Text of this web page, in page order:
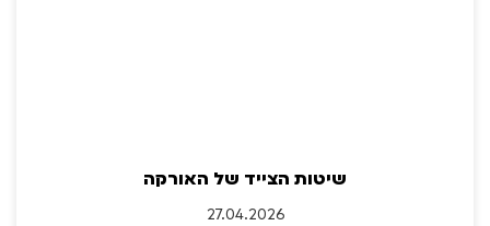
שיטות הצייד של האורקה
27.04.2026